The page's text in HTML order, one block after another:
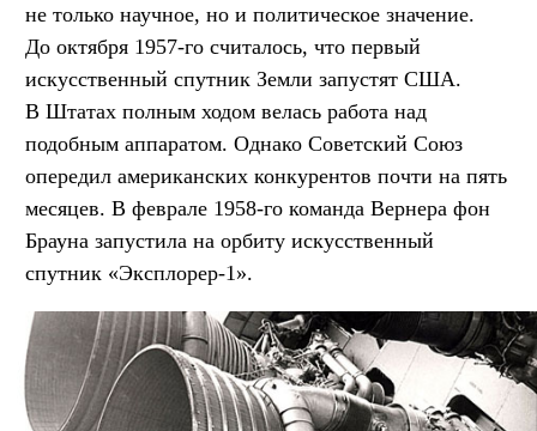
не только научное, но и политическое значение.
До октября 1957-го считалось, что первый
искусственный спутник Земли запустят США.
В Штатах полным ходом велась работа над
подобным аппаратом. Однако Советский Союз
опередил американских конкурентов почти на пять
месяцев. В феврале 1958-го команда Вернера фон
Брауна запустила на орбиту искусственный
спутник «Эксплорер-1».